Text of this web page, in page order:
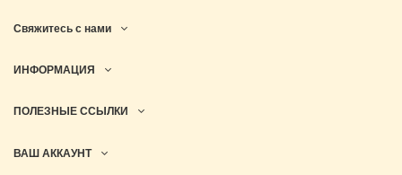
Свяжитесь с нами
ИНФОРМАЦИЯ
ПОЛЕЗНЫЕ ССЫЛКИ
ВАШ АККАУНТ